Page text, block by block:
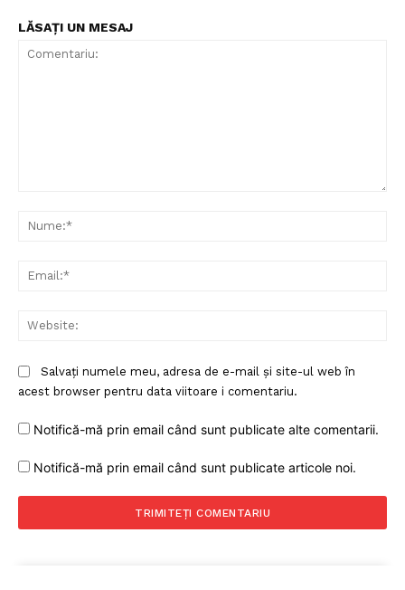
PRESShub
Despre noi / Echipa
Proiecte editoriale
LĂSAȚI UN MESAJ
Salvați numele meu, adresa de e-mail și site-ul web în
acest browser pentru data viitoare i comentariu.
Notifică-mă prin email când sunt publicate alte comentarii.
Notifică-mă prin email când sunt publicate articole noi.